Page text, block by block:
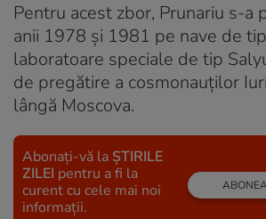
Pentru acest zbor, Prunariu s-a
anii 1978 și 1981 pe nave de
laboratoare speciale de tip
de pregătire a cosmonauților
lângă Moscova.
Abonați-vă la ȘTIRILE
ZILEI pentru a fi la
curent cu cele mai noi
informații.